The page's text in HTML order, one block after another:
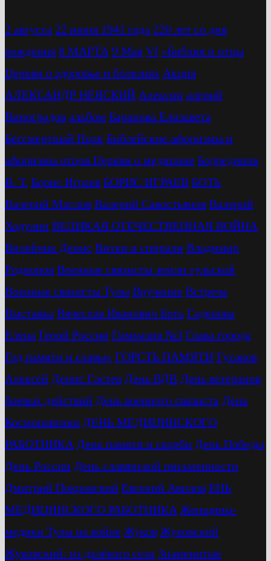
2 августа 22 июня 1941 года 220 лет со дня
рождения 8 МАРТА 9 Мая Vf »Библия и отцы
Церкви о здоровье и болезнях Акция
АЛЕКСАНДР НЕВСКИЙ Алексин алерий
Виноградов альбом Баранова Елизавета
Бессмертный Полк Библейские афоризмы и
афоризмы отцов Церкви о медицине Бодрединов
В. Т. Бориc Играев БОРИС ИГРАЕВ БОТЬ
Валерий Маслов Валерий Савостьянов Валерий
Ходулин ВЕЛИКАЯ ОТЕЧЕСТВЕННАЯ ВОЙНА
Вилейчик Денис Витки и спирали Владимир
Родионов Военные связисты земли тульской
Военные связисты Тулы Вручение Встреча
Выставка Вячеслав Иванович Боть Гаденова
Елена Герой России Гимназия №3 Глава города
Год памяти и славы» ГОРСТЬ ПАМЯТИ Гусаков
Алексей Денис Гастев День ВДВ День ветеранов
боевых действий День военного связиста День
Космонавтики ДЕНЬ МЕДИЦИНСКОГО
РАБОТНИКА День памяти и скорби День Победы
День России День славянской письменности
Дмитрий Покровский Евгений Авилов ЕНЬ
МЕДИЦИНСКОГО РАБОТНИКА Женщины-
медики Тулы на войне Жуков Жуковский
Жуковский: из далёкого села Знаменитые